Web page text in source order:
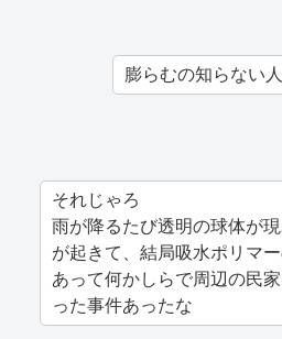
膨らむの知らない
それじゃろ
雨が降るたび透明の球体が
が起きて、結局吸水ポリマ
あって何かしらで周辺の民
った事件あったな